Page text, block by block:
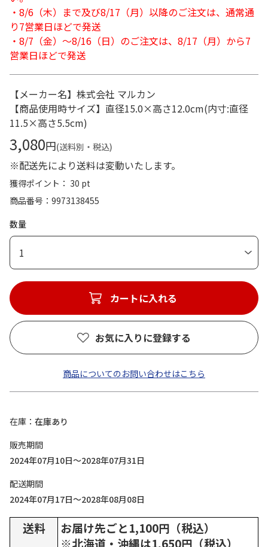
・8/6（木）まで及び8/17（月）以降のご注文は、通常通
り7営業日ほどで発送
・8/7（金）～8/16（日）のご注文は、8/17（月）から7
営業日ほどで発送
【メーカー名】株式会社 マルカン
【商品使用時サイズ】直径15.0×高さ12.0cm(内寸:直径
11.5×高さ5.5cm)
3,080円(送料別・税込)
※配送先により送料は変動いたします。
獲得ポイント： 30 pt
商品番号
9973138455
数量
1
カートに入れる
お気に入りに登録する
商品についてのお問い合わせはこちら
在庫
在庫あり
販売期間
2024年07月10日～2028年07月31日
配送期間
2024年07月17日～2028年08月08日
送料
お届け先ごと1,100円（税込）
※北海道・沖縄は1,650円（税込）